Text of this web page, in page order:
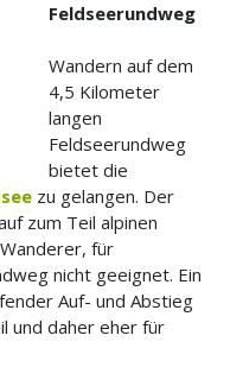
Feldseerundweg
Wandern auf dem
4,5 Kilometer
langen
Feldseerundweg
bietet die
zu gelangen. Der
zum Teil alpinen
für
nicht geeignet. Ein
Auf- und Abstieg
und daher eher für